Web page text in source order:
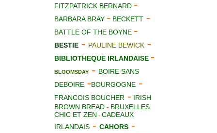
FITZPATRICK BERNARD -
BARBARA BRAY - BECKETT -
BATTLE OF THE BOYNE -
BESTIE - PAULINE BEWICK -
BIBLIOTHEQUE IRLANDAISE -
BLOOMSDAY - BOIRE SANS
DEBOIRE -BOURGOGNE -
FRANCOIS BOUCHER - IRISH
BROWN BREAD - BRUXELLES
CHIC ET ZEN - CADEAUX
IRLANDAIS - CAHORS -